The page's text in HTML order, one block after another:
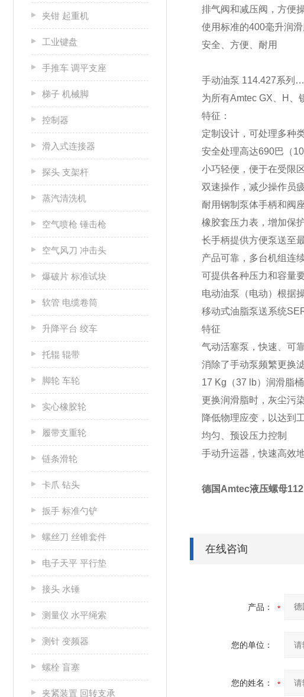
夹钳 起重机
工业键盘
手推车 调平支座
梯子 机械脚
控制器
滑入式连接器
探头 支架杆
蒸汽清洗机
空气喷枪 锤击枪
空气风刀 冲击头
爆破片 标准试块
软管 电缆卷筒
升降平台 绞车
托辊 辊带
脚轮 车轮
实心橡胶轮
履带支重轮
链条滑轮
卡爪 钻头
扳手 标准勺铲
螺丝刀 丝锥套件
电子天平 平行垫
接头 水锤
测量仪 水平绳索
测针 变频器
螺栓 盲塞
夹紧装置 回转支承
排气阀和减压阀，方便
使用标准的400毫升润
安全、方便、耐用
手动油泵 114.427系列…
为所有Amtec GX、H、
特征：
定制设计，可处理多种
安全处理高达690巴（
小巧轻便，便于在受限
双速操作，减少操作员
耐用钢制泵体手柄和阀
橡胶套压力表，增加保
长手柄提供方便泵送至
产品可靠，多台机组连
可提供各种压力和容量
电动油泵（电动）根据
移动式油脂泵送系统
特征
气动活塞泵，快速、可
消除了手动泵频繁更换
17 Kg（37 lb）润滑脂
更换润滑脂时，灰尘污
降低物理应变，以达到
均匀、预设压力控
手动升运器，快速高效
德国Amtec液压螺母
在线咨询
产品：
您的单位：
您的姓名：